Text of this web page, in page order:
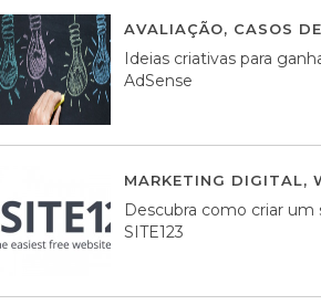
AVALIAÇÃO, CASOS
Ideias criativas para
AdSense
MARKETING DIGITAL,
Descubra como criar
SITE123